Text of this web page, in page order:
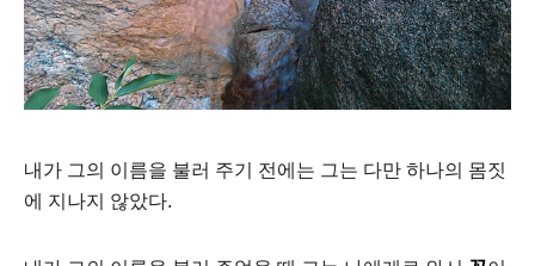
내가 그의 이름을 불러 주기 전에는 그는 다만 하나의 몸짓
에 지나지 않았다.